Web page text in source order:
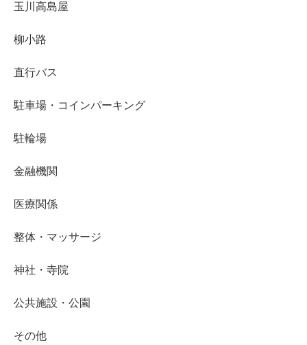
玉川高島屋
柳小路
直行バス
駐車場・コインパーキング
駐輪場
金融機関
医療関係
整体・マッサージ
神社・寺院
公共施設・公園
その他